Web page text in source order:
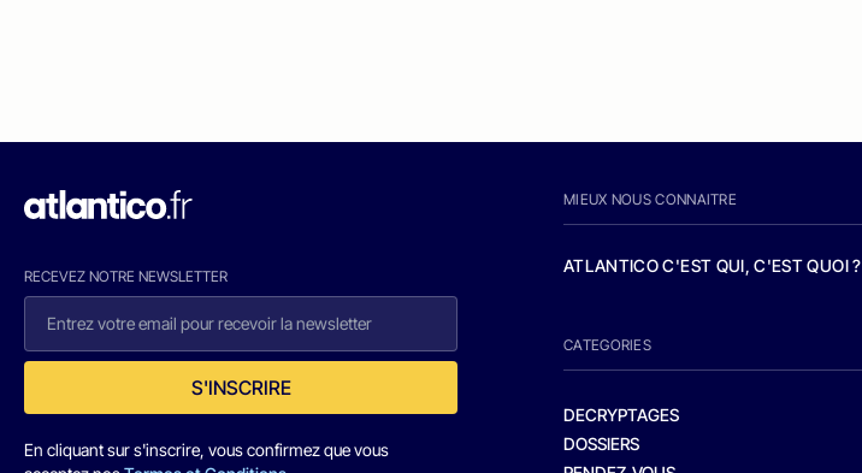
RECEVEZ NOTRE NEWSLETTER
S'INSCRIRE
En cliquant sur s'inscrire, vous confirmez que vous
MIEUX NOUS CONNAITRE
ATLANTICO C'EST QUI, C'EST QUOI ?
CATEGORIES
DECRYPTAGES
DOSSIERS